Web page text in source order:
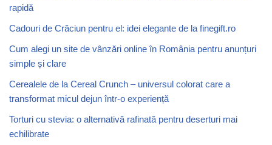
rapidă
Cadouri de Crăciun pentru el: idei elegante de la finegift.ro
Cum alegi un site de vânzări online în România pentru anunțuri
simple și clare
Cerealele de la Cereal Crunch – universul colorat care a
transformat micul dejun într-o experiență
Torturi cu stevia: o alternativă rafinată pentru deserturi mai
echilibrate